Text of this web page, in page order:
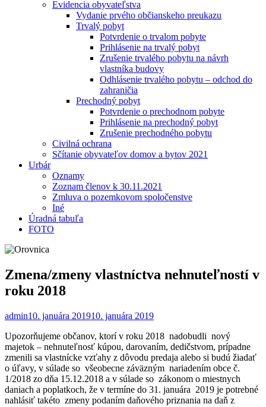
Evidencia obyvateľstva
Vydanie prvého občianskeho preukazu
Trvalý pobyt
Potvrdenie o trvalom pobyte
Prihlásenie na trvalý pobyt
Zrušenie trvalého pobytu na návrh
vlastníka budovy
Odhlásenie trvalého pobytu – odchod do
zahraničia
Prechodný pobyt
Potvrdenie o prechodnom pobyte
Prihlásenie na prechodný pobyt
Zrušenie prechodného pobytu
Civilná ochrana
Sčítanie obyvateľov domov a bytov 2021
Urbár
Oznamy
Zoznam členov k 30.11.2021
Zmluva o pozemkovom spoločenstve
Iné
Úradná tabuľa
FOTO
Zmena/zmeny vlastníctva nehnuteľností v
roku 2018
admin10. januára 201910. januára 2019
Upozorňujeme občanov, ktorí v roku 2018 nadobudli nový
majetok – nehnuteľnosť kúpou, darovaním, dedičstvom, prípadne
zmenili sa vlastnícke vzťahy z dôvodu predaja alebo si budú žiadať
o úľavy, v súlade so všeobecne záväzným nariadením obce č.
1/2018 zo dňa 15.12.2018 a v súlade so zákonom o miestnych
daniach a poplatkoch, že v termíne do 31. januára 2019 je potrebné
nahlásiť takéto zmeny podaním daňového priznania na daň z